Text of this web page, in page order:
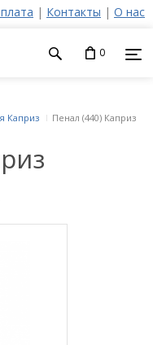
| Контакты | О нас
0
Каприз Пенал (440) Каприз